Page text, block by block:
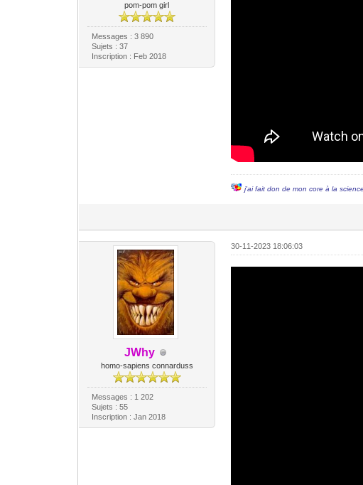
pom-pom girl
Messages : 3 890
Sujets : 37
Inscription : Feb 2018
j'ai fait don de mon core à la
JWhy
homo-sapiens connarduss
Messages : 1 202
Sujets : 55
Inscription : Jan 2018
30-11-2023 18:06:03